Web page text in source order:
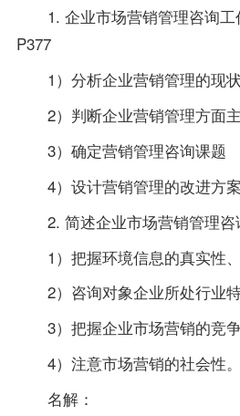
1. 企业市场营销管理咨询工
P377
1）分析企业营销管理的现状
2）判断企业营销管理方面
3）确定营销管理咨询课题
4）设计营销管理的改进方
2. 简述企业市场营销管理咨
1）把握环境信息的真实性、
2）咨询对象企业所处行业特
3）把握企业市场营销的竞
4）注意市场营销的社会性。
名解：